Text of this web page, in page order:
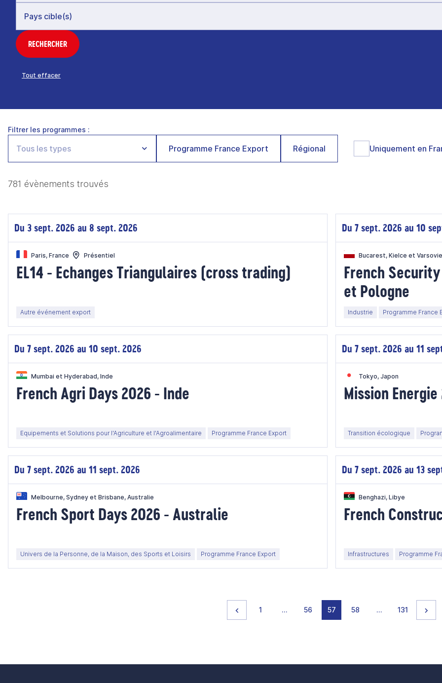
RECHERCHER
Tout effacer
Filtrer les programmes :
Programme France Export Régional Uniquement en
781 évènements trouvés
Du 3 sept. 2026 au 8 sept. 2026
Paris, France Présentiel
EL14 - Echanges Triangulaires (cross trading)
Autre événement export
Du 7 sept. 2026 au 10
Bucarest, Kielce et
French
et Pologne
Industrie Programme France
Du 7 sept. 2026 au 10 sept. 2026
Mumbai et Hyderabad, Inde
French Agri Days 2026 - Inde
Equipements et Solutions pour l'Agriculture et l'Agroalimentaire Programme France Export
Du 7 sept. 2026 au 11
Tokyo, Japon
Mission
Transition écologique
Du 7 sept. 2026 au 11 sept. 2026
Melbourne, Sydney et Brisbane, Australie
French Sport Days 2026 - Australie
Univers de la Personne, de la Maison, des Sports et Loisirs Programme France Export
Du 7 sept. 2026 au 13
Benghazi, Libye
French
Infrastructures Programme
Page précédente
page
1 … page
56 page
57 page
58 … page
131